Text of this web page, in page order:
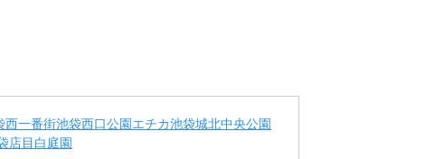
西一番街池袋西口公園エチカ池袋城北中央公園
店目白庭園